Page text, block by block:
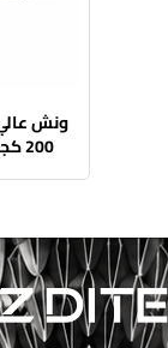
ونش
200 كجم، 0.3 متر/ثانية